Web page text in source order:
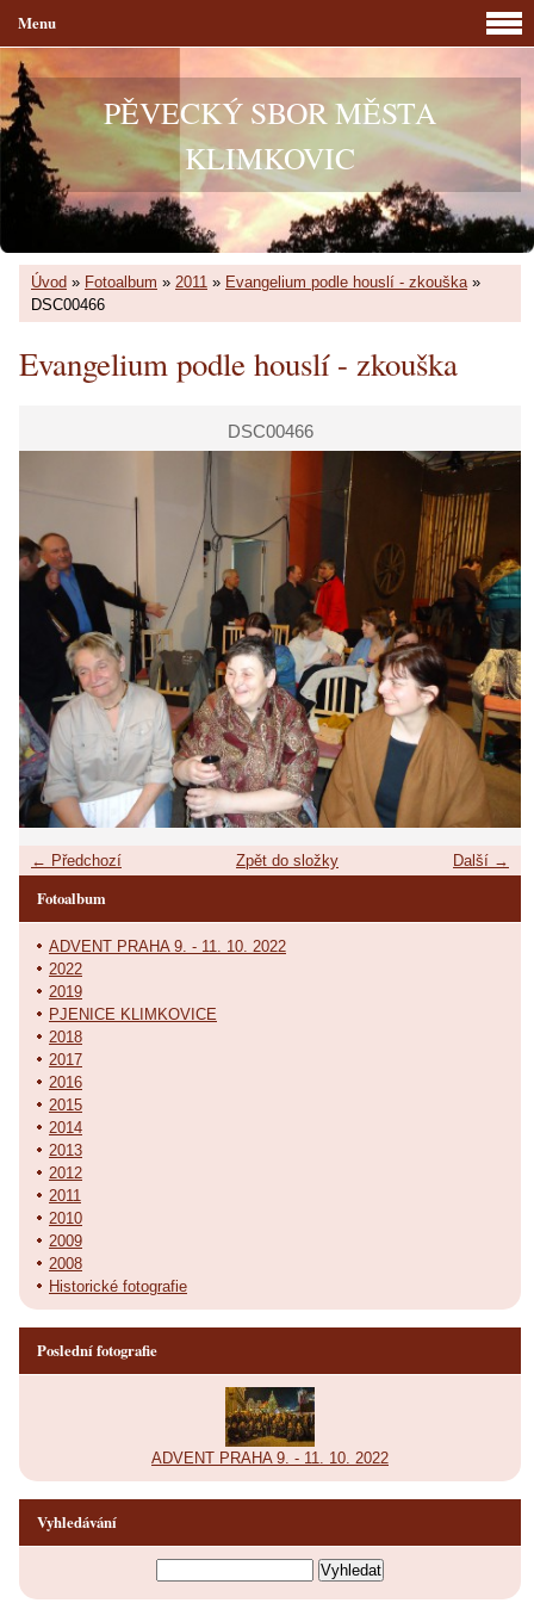
PĚVECKÝ SBOR MĚSTA
KLIMKOVIC
Úvod » Fotoalbum » 2011 » Evangelium podle houslí - zkouška»
DSC00466
Evangelium podle houslí - zkouška
DSC00466
← Předchozí Další →
Zpět do složky
Menu
Fotoalbum
ADVENT PRAHA 9. - 11. 10. 2022
2022
2019
PJENICE KLIMKOVICE
2018
2017
2016
2015
2014
2013
2012
2011
2010
2009
2008
Historické fotografie
Poslední fotografie
ADVENT PRAHA 9. - 11. 10. 2022
Vyhledávání